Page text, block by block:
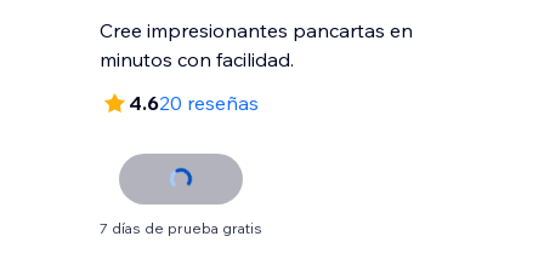
Cree impresionantes pancartas en
minutos con facilidad.
4.620 reseñas
7 días de prueba gratis